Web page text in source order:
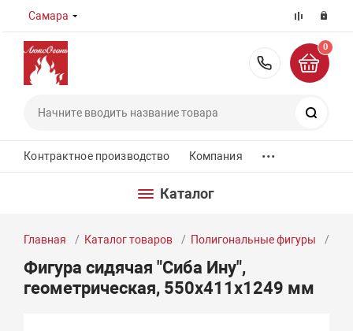
Самара
8 (800)
0
Контрактное производство Компания ...
Каталог
Главная Каталог товаров Полигональные фигуры
Фигура сидячая "Сиба Ину",
геометрическая, 550х411х1249 мм